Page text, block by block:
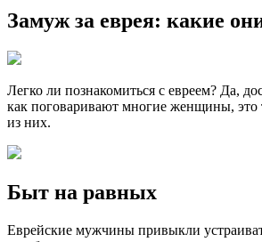
Замуж за еврея: какие
Легко ли познакомиться с евреем? Да,
как поговаривают многие женщины, это
из них.
Быт на равных
Еврейские мужчины привыкли